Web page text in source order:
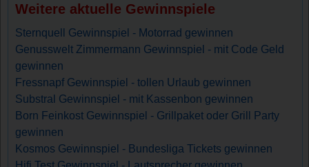
Weitere aktuelle Gewinnspiele
Sternquell Gewinnspiel - Motorrad gewinnen
Genusswelt Zimmermann Gewinnspiel - mit Code Geld
gewinnen
Fressnapf Gewinnspiel - tollen Urlaub gewinnen
Substral Gewinnspiel - mit Kassenbon gewinnen
Born Feinkost Gewinnspiel - Grillpaket oder Grill Party
gewinnen
Kosmos Gewinnspiel - Bundesliga Tickets gewinnen